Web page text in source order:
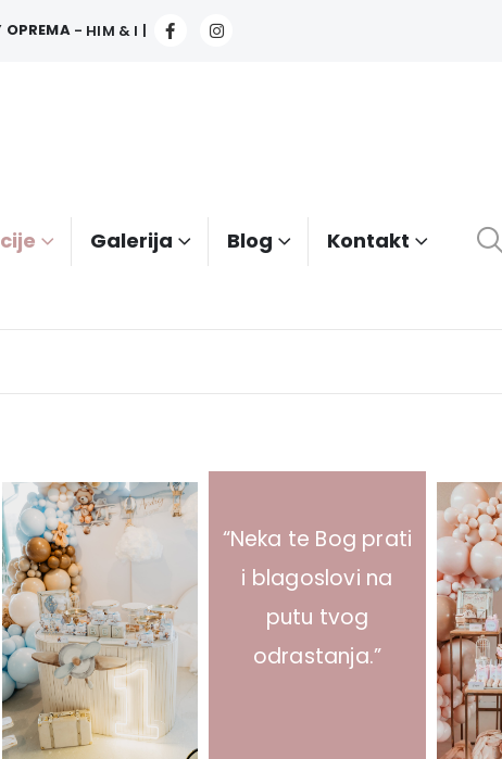
OPREMA - HIM & I |
Galerija Blog Kontakt
“Neka te Bog prati
i blagoslovi na
putu tvog
odrastanja.”